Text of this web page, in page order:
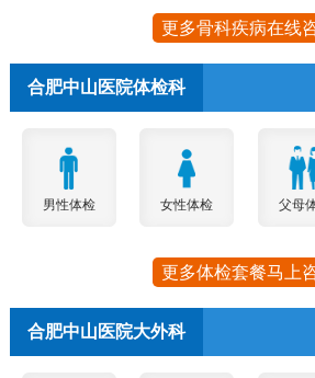
更多骨科疾病在线
合肥中山医院体检科
男性体检 女性体检 父母
更多体检套餐马上
合肥中山医院大外科